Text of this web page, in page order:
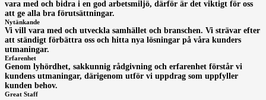
vara med och bidra i en god arbetsmiljö, därför är det viktigt för oss
att ge alla bra förutsättningar.
Nytänkande
Vi vill vara med och utveckla samhället och branschen. Vi strävar efter
att ständigt förbättra oss och hitta nya lösningar på våra kunders
utmaningar.
Erfarenhet
Genom lyhördhet, sakkunnig rådgivning och erfarenhet förstår vi
kundens utmaningar, därigenom utför vi uppdrag som uppfyller
kunden behov.
Great Staff